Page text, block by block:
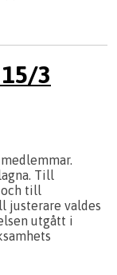
3
Till
och till
justerare valdes
utgått i